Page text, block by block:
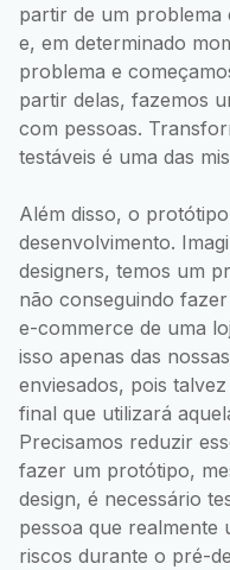
partir de um problema
e, em determinado
problema e
partir delas, fazemos
com pessoas.
testáveis é uma das
Além disso, o
desenvolvimento.
designers, temos um
não conseguindo
e-commerce de uma
isso apenas das
enviesados, pois
final que utilizará
Precisamos reduzir
fazer um protótipo,
design, é necessário
pessoa que realmente
riscos durante o pré-